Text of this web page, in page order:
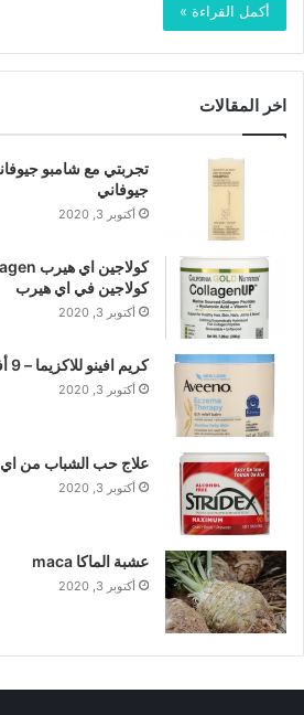
أكمل القراءة »
اخر المقالات
جيوفاني
أكتوبر 3, 2020
كولاجين في اي هيرب
أكتوبر 3, 2020
كريم افينو للاكزيما – 9 أفضل كريم لعلاج الاكزيما
أكتوبر 3, 2020
علاج حب الشباب من
أكتوبر 3, 2020
عشبة الماكا maca
أكتوبر 3, 2020